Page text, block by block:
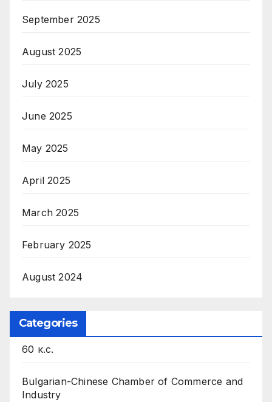
September 2025
August 2025
July 2025
June 2025
May 2025
April 2025
March 2025
February 2025
August 2024
Categories
60 к.с.
Bulgarian-Chinese Chamber of Commerce and
Industry